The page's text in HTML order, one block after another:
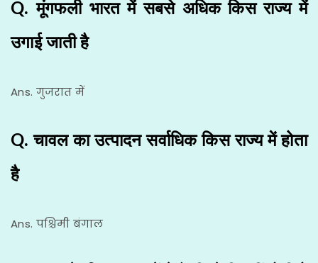
Q. मूंगफली भारत में सबसे अधिक किस राज्य में
उगाई जाती है
Ans. गुजरात में
Q. चावल का उत्पादन सर्वाधिक किस राज्य में होता
है
Ans. पश्चिमी बंगाल